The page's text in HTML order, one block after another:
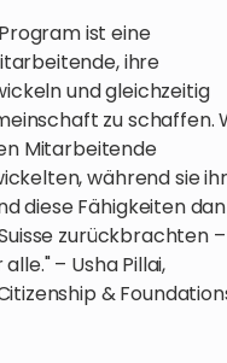
ist eine
ihre
und gleichzeitig
zu schaffen.
Mitarbeitende
während sie
diese Fähigkeiten
zurückbrachten –
– Usha Pillai,
&